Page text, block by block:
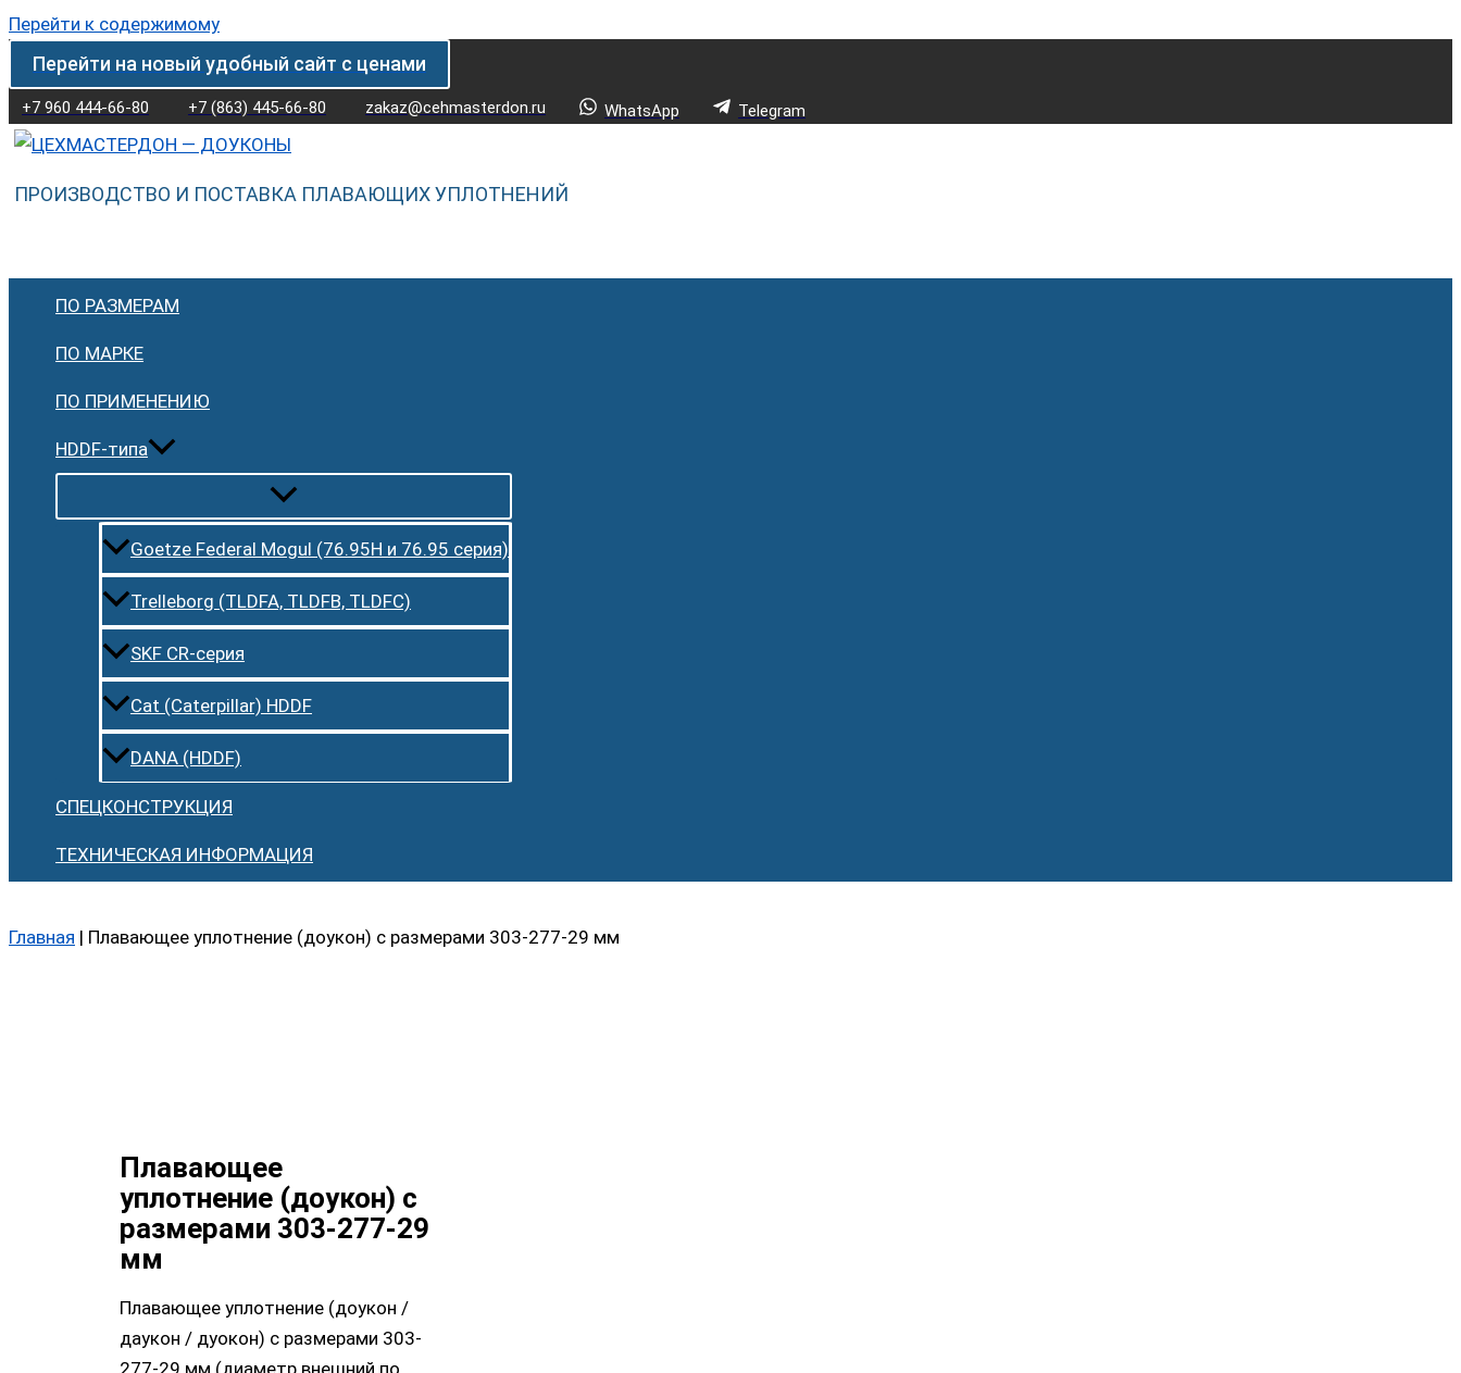
Перейти к содержимому
Перейти на новый удобный сайт с ценами
+7 960 444-66-80 +7 (863) 445-66-80 zakaz@cehmasterdon.ru WhatsApp Telegram
ПРОИЗВОДСТВО И ПОСТАВКА ПЛАВАЮЩИХ УПЛОТНЕНИЙ
ПО РАЗМЕРАМ
ПО МАРКЕ
ПО ПРИМЕНЕНИЮ
HDDF-типа
Goetze Federal Mogul (76.95H и 76.95 серия)
Trelleborg (TLDFA, TLDFB, TLDFC)
SKF CR-серия
Cat (Caterpillar) HDDF
DANA (HDDF)
СПЕЦКОНСТРУКЦИЯ
ТЕХНИЧЕСКАЯ ИНФОРМАЦИЯ
Главная | Плавающее уплотнение (доукон) с размерами 303-277-29 мм
Плавающее
уплотнение (доукон) с
размерами 303-277-29
мм
Плавающее уплотнение (доукон /
даукон / дуокон) с размерами 303-